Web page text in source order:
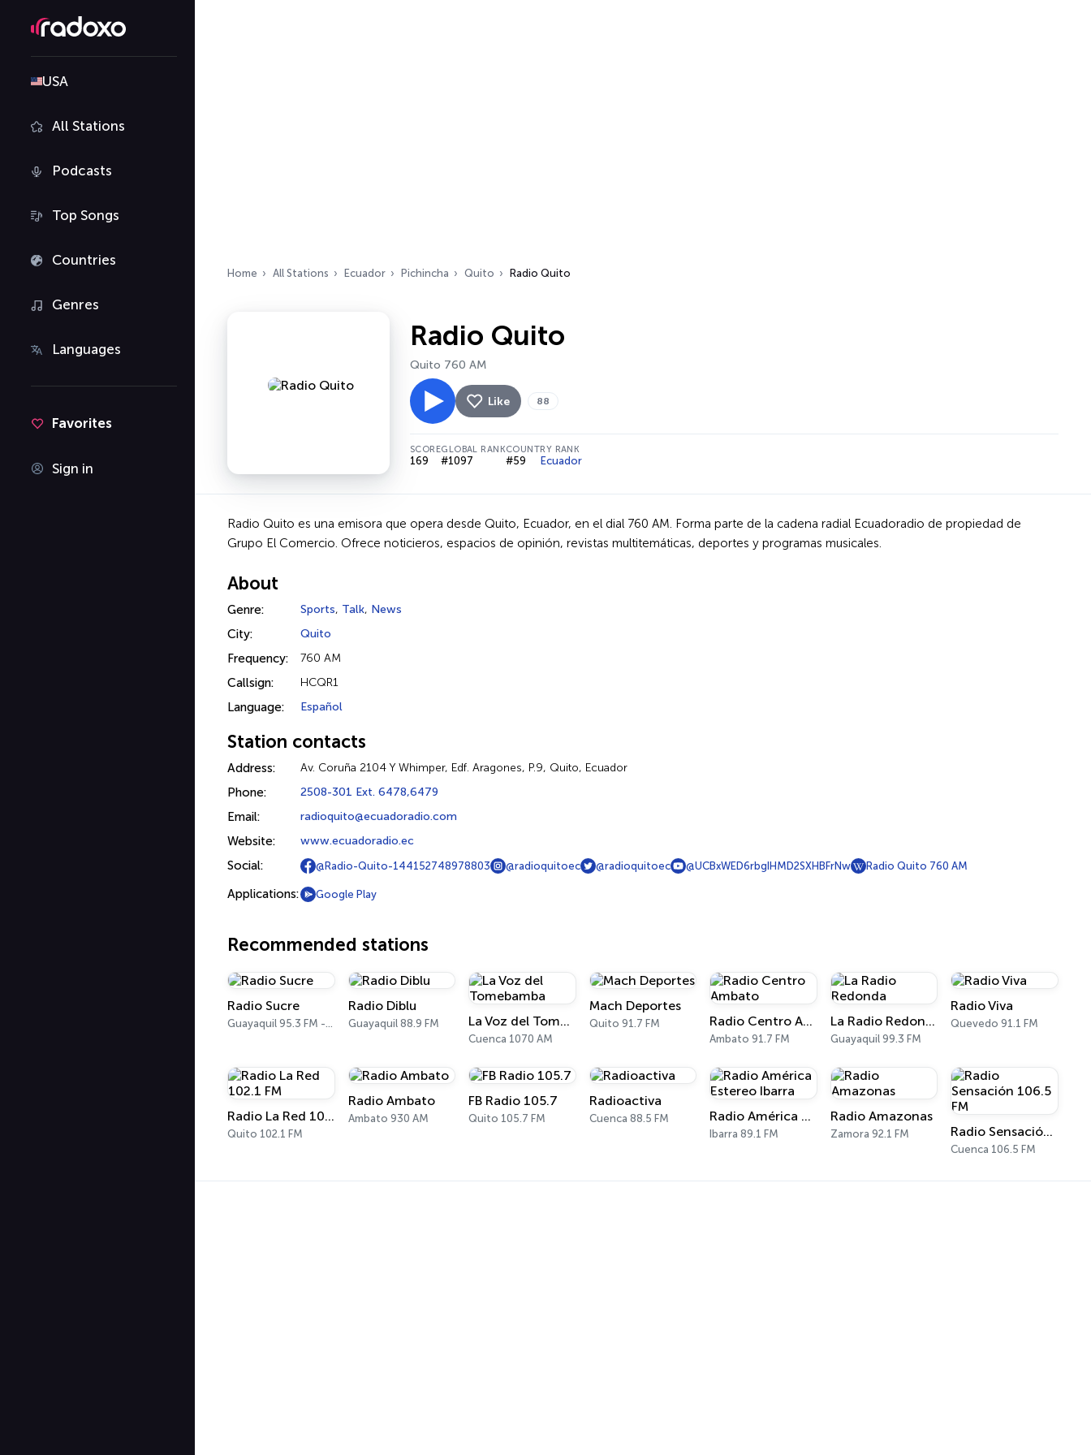
USA
All Stations
Podcasts
Top Songs
Countries
Genres
Languages
Favorites
Sign in
Home All Stations Ecuador Pichincha Quito Radio Quito
Radio Quito
Quito 760 AM
Like 88
SCORE
169
GLOBAL RANK
#1097
COUNTRY RANK
#59 Ecuador
Radio Quito es una emisora que opera desde Quito, Ecuador, en el dial 760 AM. Forma parte de la cadena radial Ecuadoradio de propiedad de
Grupo El Comercio. Ofrece noticieros, espacios de opinión, revistas multitemáticas, deportes y programas musicales.
About
Genre: Sports, Talk, News
City: Quito
Frequency: 760 AM
Callsign: HCQR1
Language: Español
Station contacts
Address: Av. Coruña 2104 Y Whimper, Edf. Aragones, P.9, Quito, Ecuador
Phone: 2508-301 Ext. 6478,6479
Email: radioquito@ecuadoradio.com
Website: www.ecuadoradio.ec
Social: @Radio-Quito-144152748978803 @radioquitoec @radioquitoec @UCBxWED6rbgIHMD2SXHBFrNw Radio Quito 760 AM
Applications: Google Play
Recommended stations
Radio Sucre
Guayaquil 95.3 FM - 700 AM
Radio Diblu
Guayaquil 88.9 FM La Voz del Tomebamba
Cuenca 1070 AM
Mach Deportes
Quito 91.7 FM Radio Centro Ambato
Ambato 91.7 FM
La Radio Redonda
Guayaquil 99.3 FM
Radio Viva
Quevedo 91.1 FM
Radio La Red 102.1 FM
Quito 102.1 FM
Radio Ambato
Ambato 930 AM
FB Radio 105.7
Quito 105.7 FM
Radioactiva
Cuenca 88.5 FM Radio América Estereo Ibarra
Ibarra 89.1 FM
Radio Amazonas
Zamora 92.1 FM Radio Sensación 106.5 FM
Cuenca 106.5 FM